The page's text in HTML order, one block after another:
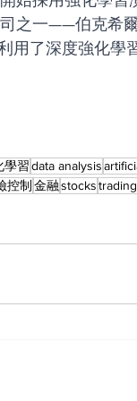
之一——伯克希
用了深度強化學
學習data analysis
控制 金融stocks